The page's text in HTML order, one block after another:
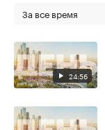
За все время
24:56